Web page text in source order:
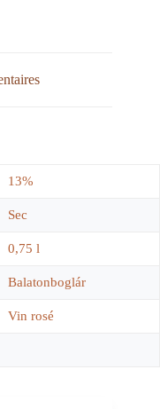
13%
Sec
0,75 l
Balatonboglár
Vin rosé